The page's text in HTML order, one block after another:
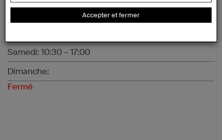
Jeudi: 10:00 – 19:00
Samedi: 10:30 – 17:00
Dimanche:
Fermé
Accepter et fermer